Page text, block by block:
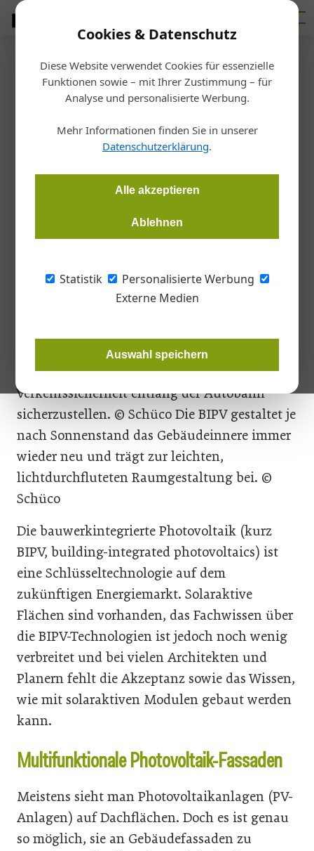
Cookies & Datenschutz
Diese Website verwendet Cookies für essenzielle
Funktionen sowie – mit Ihrer Zustimmung – für
Analyse und personalisierte Werbung.
Mehr Informationen finden Sie in unserer
Datenschutzerklärung.
Alle akzeptieren
Ablehnen
Statistik
Personalisierte Werbung
Externe Medien
Auswahl speichern
Startseite/ Fassade
Solar & Photovoltaik
Die Fassade als Solar-
Kraftwerk
Die bauwerkintegrierte Photovoltaik (BIPV) an großen
einen guten Sonnen- und Wärmeschutz und kann für kreative
Architektureffekte sorgen.
Glas-Glas-Modulen verhindert die natürliche
Spiegelung der PV-Module, um die
Verkehrssicherheit entlang der Autobahn
sicherzustellen. © Schüco Die BIPV gestaltet je
nach Sonnenstand das Gebäudeinnere immer
wieder neu und trägt zur leichten,
lichtdurchfluteten Raumgestaltung bei. ©
Schüco
Die bauwerkintegrierte Photovoltaik (kurz
BIPV, building-integrated photovoltaics) ist
eine Schlüsseltechnologie auf dem
zukünftigen Energiemarkt. Solaraktive
Flächen sind vorhanden, das Fachwissen über
die BIPV-Technologien ist jedoch noch wenig
verbreitet und bei vielen Architekten und
Planern fehlt die Akzeptanz sowie das Wissen,
wie mit solaraktiven Modulen gebaut werden
kann.
Multifunktionale Photovoltaik-Fassaden
Meistens sieht man Photovoltaikanlagen (PV-
Anlagen) auf Dachflächen. Doch es ist genau
so möglich, sie an Gebäudefassaden zu